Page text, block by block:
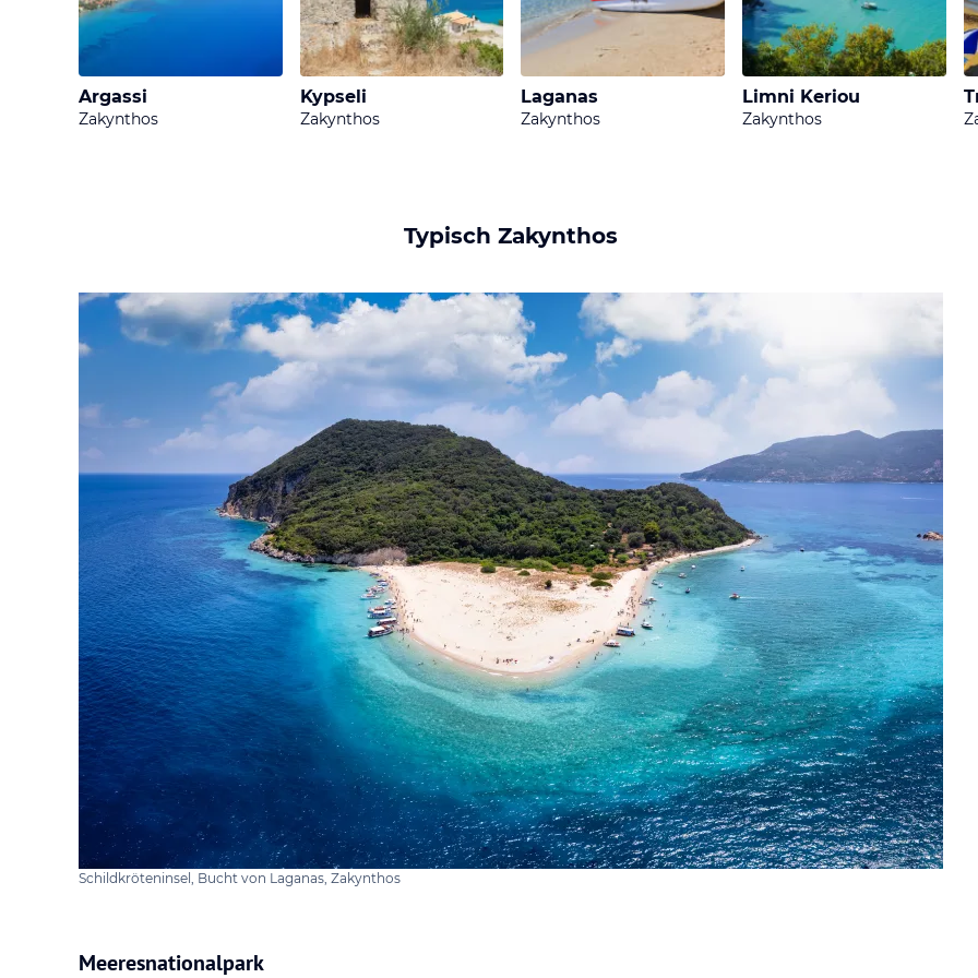
Filmkulisse, wie Du sie Dir nicht schöner ausmalen könntest. Erreichbar ist die
Boot – aber das nehmen viele Badegäste in Kauf, um einmal im Leben dort
Argassi
Zakynthos
Kypseli
Zakynthos
Laganas
Zakynthos
Limni Keriou
Zakynthos
Typisch Zakynthos
Schildkröteninsel, Bucht von Laganas, Zakynthos
Meeresnationalpark